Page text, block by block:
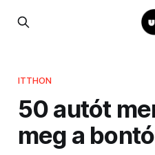
ITTHON
50 autót
meg a bontó